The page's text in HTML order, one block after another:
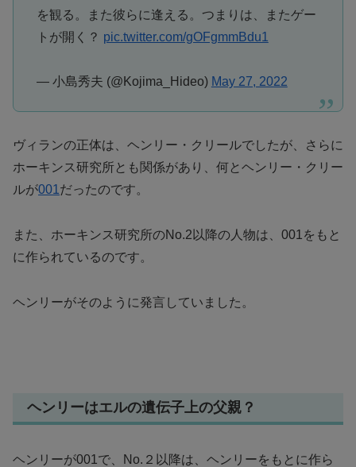
を観る。また彼らに逢える。つまりは、またゲー
トが開く？ pic.twitter.com/gOFgmmBdu1
— 小島秀夫 (@Kojima_Hideo) May 27, 2022
ヴィランの正体は、ヘンリー・クリールでしたが、さらに
ホーキンス研究所とも関係があり、何とヘンリー・クリー
ルが001だったのです。
また、ホーキンス研究所のNo.2以降の人物は、001をもと
に作られているのです。
ヘンリーがそのように発言していました。
ヘンリーはエルの遺伝子上の父親？
ヘンリーが001で、No.２以降は、ヘンリーをもとに作ら